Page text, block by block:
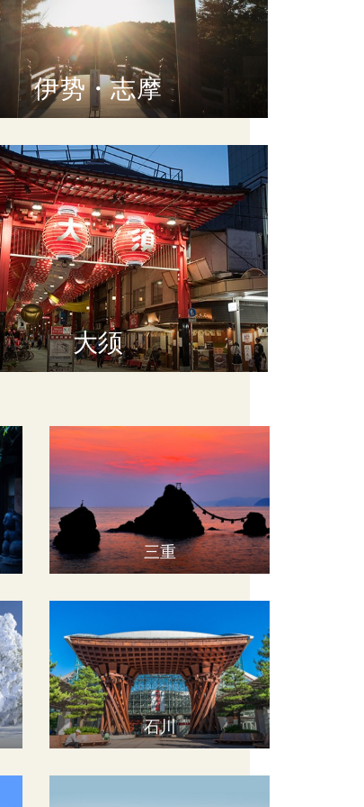
伊势・志摩
大须
三重
石川